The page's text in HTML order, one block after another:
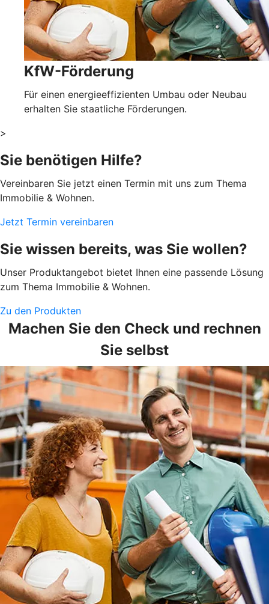
KfW-Förderung
Für einen energieeffizienten Umbau oder Neubau
erhalten Sie staatliche Förderungen.
>
Sie benötigen Hilfe?
Vereinbaren Sie jetzt einen Termin mit uns zum Thema
Immobilie & Wohnen.
Jetzt Termin vereinbaren
Sie wissen bereits, was Sie wollen?
Unser Produktangebot bietet Ihnen eine passende Lösung
zum Thema Immobilie & Wohnen.
Zu den Produkten
Machen Sie den Check und rechnen
Sie selbst